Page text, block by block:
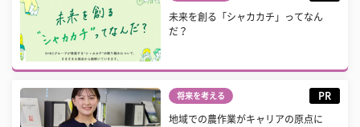
未来を創る「シャカカチ」ってなん
だ？
将来を考える PR
地域での農作業がキャリアの原点に